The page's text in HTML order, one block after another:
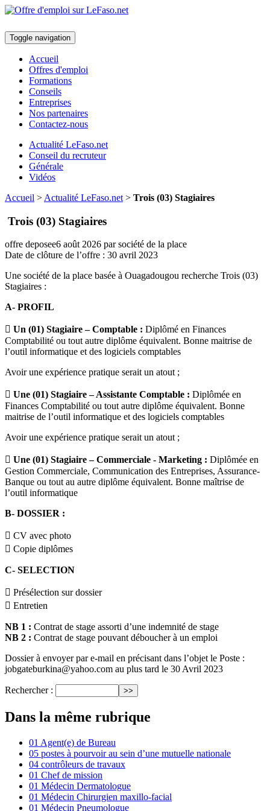
Toggle navigation
Accueil
Offres d'emploi
Formations
Conseils
Entreprises
Nos partenaires
Contactez-nous
Actualité LeFaso.net
Conseil du recruteur
Générale
Vidéos
Accueil > Actualité LeFaso.net > Trois (03) Stagiaires
Trois (03) Stagiaires
offre deposee6 août 2026 par société de la place
Date de clôture de l’offre : 30 avril 2023
Une société de la place basée à Ouagadougou recherche Trois (03)
Stagiaires :
A- PROFIL
 Un (01) Stagiaire – Comptable : Diplômé en Finances
Comptabilité ou tout autre diplôme équivalent. Bonne maitrise de
l’outil informatique et des logiciels comptables
Avoir une expérience pratique serait un atout ;
 Une (01) Stagiaire – Assistante Comptable : Diplômée en
Finances Comptabilité ou tout autre diplôme équivalent. Bonne
maitrise de l’outil informatique et des logiciels comptables
Avoir une expérience pratique serait un atout ;
 Une (01) Stagiaire – Commerciale - Marketing : Diplômée en
Gestion Commerciale, Communication des Entreprises, Assurance-
Banque ou tout au autre diplôme équivalent. Bonne maîtrise de
l’outil informatique
B- DOSSIER :
 CV avec photo
 Copie diplômes
C- SELECTION
 Présélection sur dossier
 Entretien
NB 1 : Contrat de stage assorti d’une indemnité de stage
NB 2 : Contrat de stage pouvant déboucher à un emploi
Dossier à envoyer par e-mail en précisant dans l’objet le Poste :
jobgateburkina@yahoo.com au plus tard le 30 Avril 2023
Rechercher :
Dans la même rubrique
01 Agent(e) de Bureau
05 postes à pourvoir au sein d’une mutuelle nationale
04 contrôleurs de travaux
01 Chef de mission
01 Médecin Dermatologue
01 Médecin Chirurgien maxillo-facial
01 Médecin Pneumologue